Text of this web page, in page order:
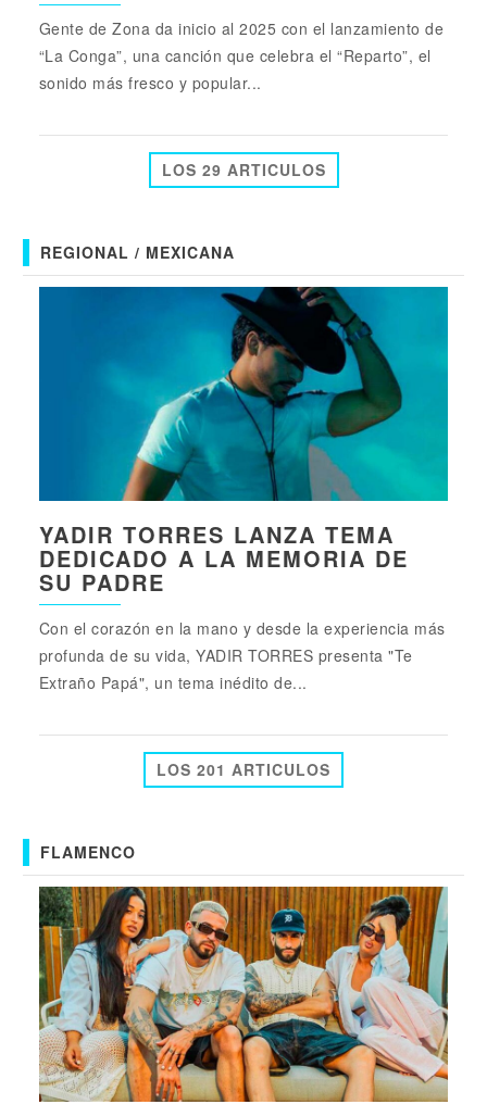
Gente de Zona da inicio al 2025 con el lanzamiento de
“La Conga”, una canción que celebra el “Reparto”, el
sonido más fresco y popular...
LOS 29 ARTICULOS
REGIONAL / MEXICANA
YADIR TORRES LANZA TEMA
DEDICADO A LA MEMORIA DE
SU PADRE
Con el corazón en la mano y desde la experiencia más
profunda de su vida, YADIR TORRES presenta "Te
Extraño Papá", un tema inédito de...
LOS 201 ARTICULOS
FLAMENCO